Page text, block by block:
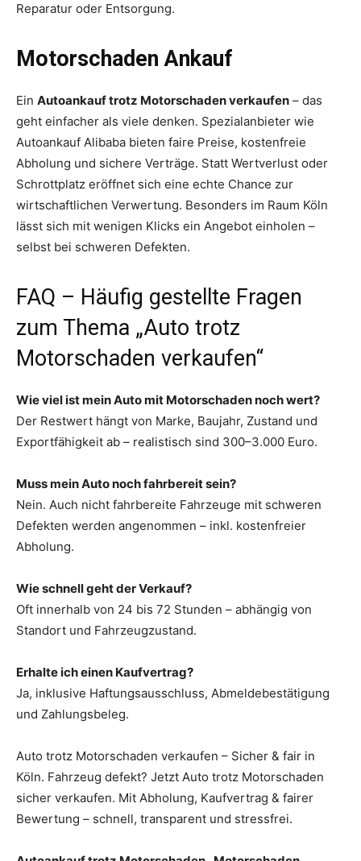
Reparatur oder Entsorgung.
Motorschaden Ankauf
Ein Autoankauf trotz Motorschaden verkaufen – das
geht einfacher als viele denken. Spezialanbieter wie
Autoankauf Alibaba bieten faire Preise, kostenfreie
Abholung und sichere Verträge. Statt Wertverlust oder
Schrottplatz eröffnet sich eine echte Chance zur
wirtschaftlichen Verwertung. Besonders im Raum Köln
lässt sich mit wenigen Klicks ein Angebot einholen –
selbst bei schweren Defekten.
FAQ – Häufig gestellte Fragen
zum Thema „Auto trotz
Motorschaden verkaufen“
Wie viel ist mein Auto mit Motorschaden noch wert?
Der Restwert hängt von Marke, Baujahr, Zustand und
Exportfähigkeit ab – realistisch sind 300–3.000 Euro.
Muss mein Auto noch fahrbereit sein?
Nein. Auch nicht fahrbereite Fahrzeuge mit schweren
Defekten werden angenommen – inkl. kostenfreier
Abholung.
Wie schnell geht der Verkauf?
Oft innerhalb von 24 bis 72 Stunden – abhängig von
Standort und Fahrzeugzustand.
Erhalte ich einen Kaufvertrag?
Ja, inklusive Haftungsausschluss, Abmeldebestätigung
und Zahlungsbeleg.
Auto trotz Motorschaden verkaufen – Sicher & fair in
Köln. Fahrzeug defekt? Jetzt Auto trotz Motorschaden
sicher verkaufen. Mit Abholung, Kaufvertrag & fairer
Bewertung – schnell, transparent und stressfrei.